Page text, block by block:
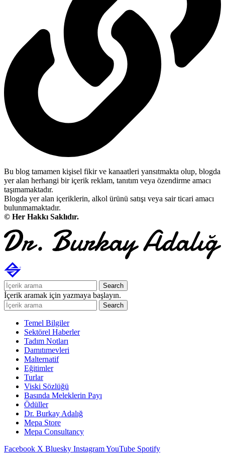
Bu blog tamamen kişisel fikir ve kanaatleri yansıtmakta olup, blogda
yer alan herhangi bir içerik reklam, tanıtım veya özendirme amacı
taşımamaktadır.
Blogda yer alan içeriklerin, alkol ürünü satışı veya sair ticari amacı
bulunmamaktadır.
© Her Hakkı Saklıdır.
Search
İçerik aramak için yazmaya başlayın.
Search
Temel Bilgiler
Sektörel Haberler
Tadım Notları
Damıtımevleri
Malternatif
Eğitimler
Turlar
Viski Sözlüğü
Basında Meleklerin Payı
Ödüller
Dr. Burkay Adalığ
Mepa Store
Mepa Consultancy
Facebook X Bluesky InstagramYouTube Spotify